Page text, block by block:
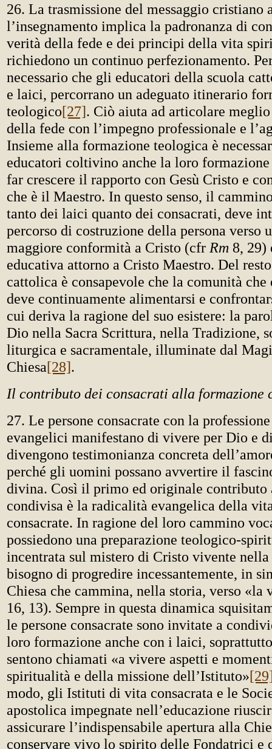
26. La trasmissione del messaggio cristiano
l’insegnamento implica la padronanza di
verità della fede e dei principi della vita
richiedono un continuo perfezionamento.
necessario che gli educatori della scuola
e laici, percorrano un adeguato itinerario
teologico[27]. Ciò aiuta ad articolare
della fede con l’impegno professionale e
Insieme alla formazione teologica è
educatori coltivino anche la loro
far crescere il rapporto con Gesù Cristo e
che è il Maestro. In questo senso, il
tanto dei laici quanto dei consacrati, deve
percorso di costruzione della persona verso
maggiore conformità a Cristo (cfr Rm 8, 29)
educativa attorno a Cristo Maestro. Del
cattolica è consapevole che la comunità che
deve continuamente alimentarsi e
cui deriva la ragione del suo esistere: la
Dio nella Sacra Scrittura, nella Tradizione,
liturgica e sacramentale, illuminate dal
Chiesa[28].
Il contributo dei consacrati alla formazione
27. Le persone consacrate con la
evangelici manifestano di vivere per Dio e
divengono testimonianza concreta
perché gli uomini possano avvertire il
divina. Così il primo ed originale contributo
condivisa è la radicalità evangelica della
consacrate. In ragione del loro cammino
possiedono una preparazione teologico-
incentrata sul mistero di Cristo vivente nella
bisogno di progredire incessantemente, in
Chiesa che cammina, nella storia, verso «la
16, 13). Sempre in questa dinamica
le persone consacrate sono invitate a
loro formazione anche con i laici,
sentono chiamati «a vivere aspetti e
spiritualità e della missione dell’Istituto»
modo, gli Istituti di vita consacrata e le
apostolica impegnate nell’educazione
assicurare l’indispensabile apertura alla
conservare vivo lo spirito delle Fondatrici e